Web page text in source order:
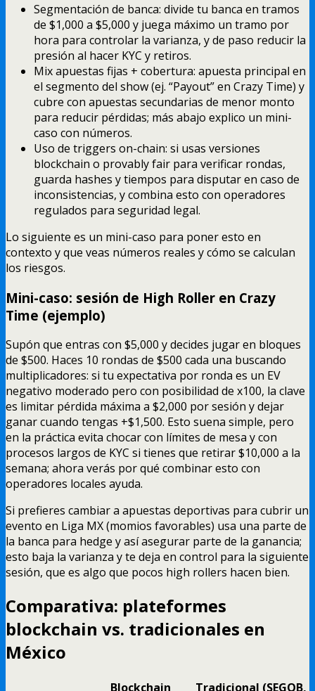
Segmentación de banca: divide tu banca en tramos
de $1,000 a $5,000 y juega máximo un tramo por
hora para controlar la varianza, y de paso reducir la
presión al hacer KYC y retiros.
Mix apuestas fijas + cobertura: apuesta principal en
el segmento del show (ej. “Payout” en Crazy Time) y
cubre con apuestas secundarias de menor monto
para reducir pérdidas; más abajo explico un mini-
caso con números.
Uso de triggers on-chain: si usas versiones
blockchain o provably fair para verificar rondas,
guarda hashes y tiempos para disputar en caso de
inconsistencias, y combina esto con operadores
regulados para seguridad legal.
Lo siguiente es un mini-caso para poner esto en
contexto y que veas números reales y cómo se calculan
los riesgos.
Mini-caso: sesión de High Roller en Crazy
Time (ejemplo)
Supón que entras con $5,000 y decides jugar en bloques
de $500. Haces 10 rondas de $500 cada una buscando
multiplicadores: si tu expectativa por ronda es un EV
negativo moderado pero con posibilidad de x100, la clave
es limitar pérdida máxima a $2,000 por sesión y dejar
ganar cuando tengas +$1,500. Esto suena simple, pero
en la práctica evita chocar con límites de mesa y con
procesos largos de KYC si tienes que retirar $10,000 a la
semana; ahora verás por qué combinar esto con
operadores locales ayuda.
Si prefieres cambiar a apuestas deportivas para cubrir un
evento en Liga MX (momios favorables) usa una parte de
la banca para hedge y así asegurar parte de la ganancia;
esto baja la varianza y te deja en control para la siguiente
sesión, que es algo que pocos high rollers hacen bien.
Comparativa: plateformes
blockchain vs. tradicionales en
México
Blockchain Tradicional (SEGOB,